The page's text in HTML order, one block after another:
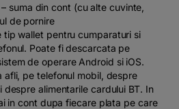
– suma din cont (cu alte cuvinte,
de pornire
tip wallet pentru cumparaturi si
Poate fi descarcata pe
de operare Android si iOS.
afli, pe telefonul mobil, despre
alimentarile cardului BT. In
in cont dupa fiecare plata pe care